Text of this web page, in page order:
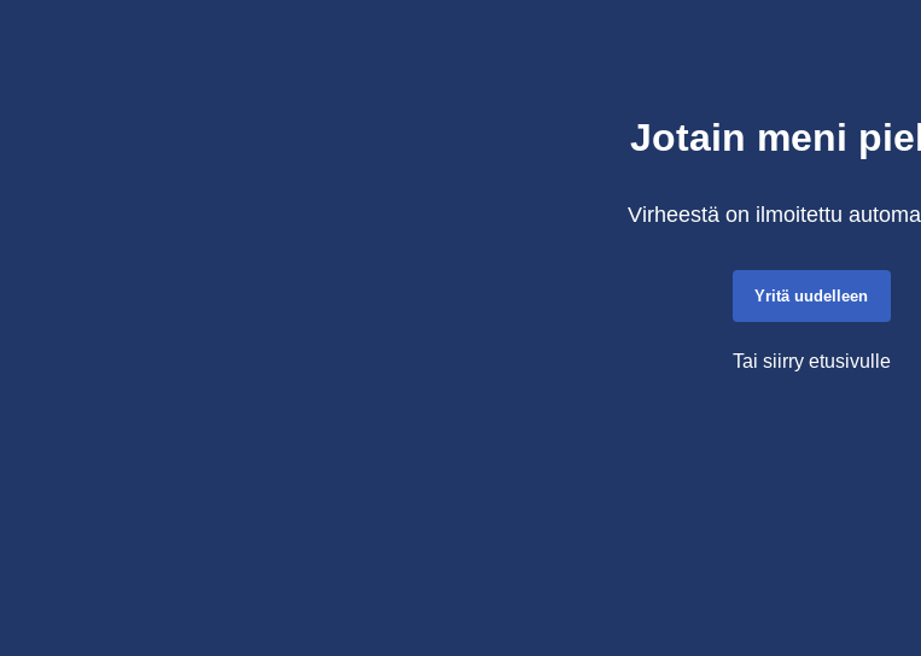
Jotain meni
Virheestä on ilmoitettu
Yritä uudelleen
Tai siirry etusivulle